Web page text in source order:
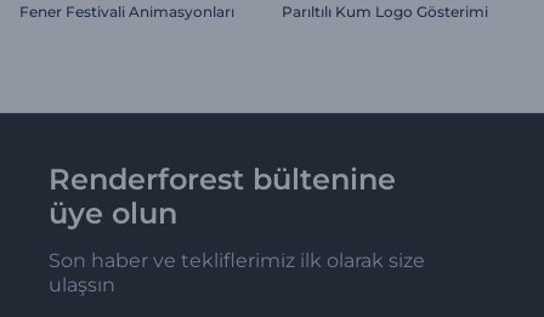
Fener Festivali Animasyonları Parıltılı Kum Logo Gösterimi
Renderforest bültenine
üye olun
Son haber ve tekliflerimiz ilk olarak size
ulaşsın